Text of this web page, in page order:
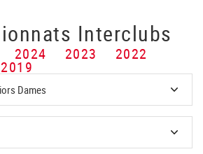
Interclubs
2024 2023 2022
2019